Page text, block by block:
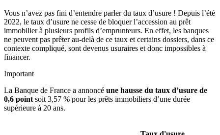
Vous n’avez pas fini d’entendre parler du taux d’usure ! Depuis l’été
2022, le taux d’usure ne cesse de bloquer l’accession au prêt
immobilier à plusieurs profils d’emprunteurs. En effet, les banques
ne peuvent pas prêter au-delà de ce taux et certains dossiers, dans ce
contexte compliqué, sont devenus usuraires et donc impossibles à
financer.
Important
La Banque de France a annoncé une hausse du taux d’usure de
0,6 point soit 3,57 % pour les prêts immobiliers d’une durée
supérieure à 20 ans.